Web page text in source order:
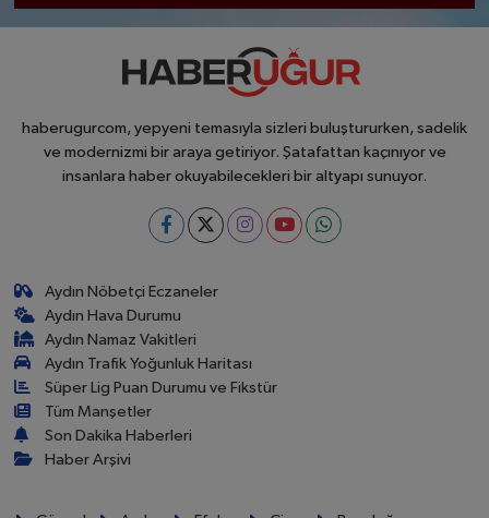
haberugurcom, yepyeni temasıyla sizleri buluştururken, sadelik
ve modernizmi bir araya getiriyor. Şatafattan kaçınıyor ve
insanlara haber okuyabilecekleri bir altyapı sunuyor.
Aydın Nöbetçi Eczaneler
Aydın Hava Durumu
Aydın Namaz Vakitleri
Aydın Trafik Yoğunluk Haritası
Süper Lig Puan Durumu ve Fikstür
Tüm Manşetler
Son Dakika Haberleri
Haber Arşivi